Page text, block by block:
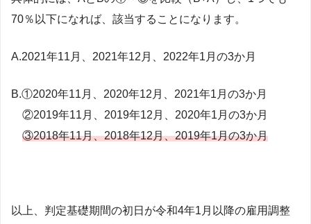
70％以下になれば、該当することになります。
A.2021年11月、2021年12月、2022年1月の3か月
B.①2020年11月、2020年12月、2021年1月の3か月
②2019年11月、2019年12月、2020年1月の3か月
③2018年11月、2018年12月、2019年1月の3か月
以上、判定基礎期間の初日が令和4年1月以降の雇用調整